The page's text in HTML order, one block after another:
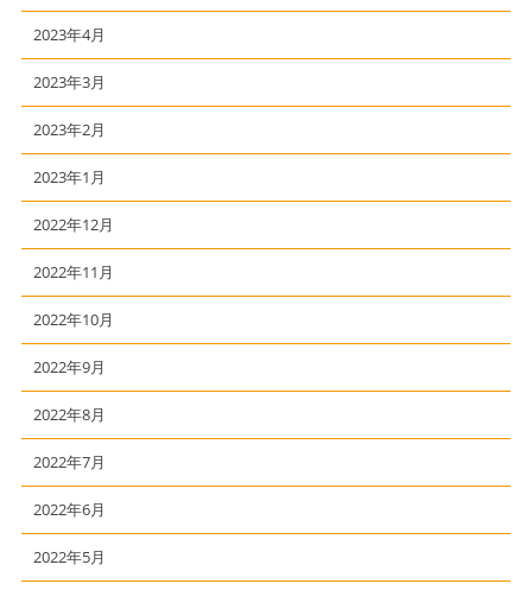
2023年4月
2023年3月
2023年2月
2023年1月
2022年12月
2022年11月
2022年10月
2022年9月
2022年8月
2022年7月
2022年6月
2022年5月